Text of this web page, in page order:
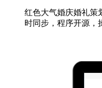
红色大气婚庆婚礼策
时同步，程序开源，